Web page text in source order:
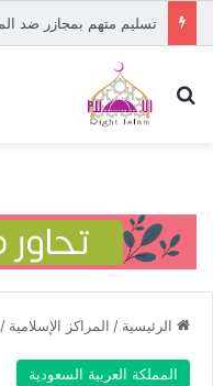
بحث عن
الرئيسية / المراكز الإسلامية /
المملكة العربية السعودية